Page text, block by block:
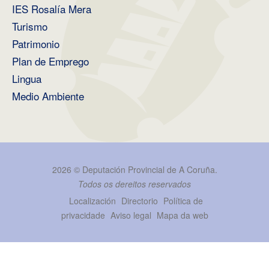
IES Rosalía Mera
Turismo
Patrimonio
Plan de Emprego
Lingua
Medio Ambiente
2026 © Deputación Provincial de A Coruña.
Todos os dereitos reservados
Localización Directorio Política de
privacidade Aviso legal Mapa da web